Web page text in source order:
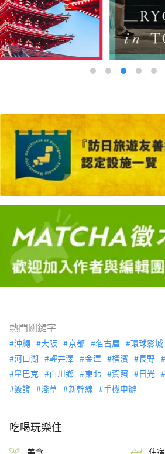
熱門關鍵字
沖繩 大阪 京都 名古屋 環球影城
河口湖
輕井澤 金澤 橫濱 長野
星巴克
白川鄉 東北 駕照 日光
簽證
淺草 新幹線 手機申辦
吃喝玩樂住